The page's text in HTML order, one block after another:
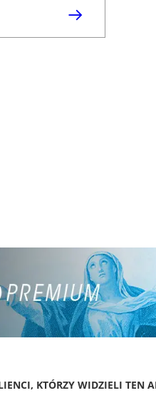
KTÓRZY WIDZIELI TEN